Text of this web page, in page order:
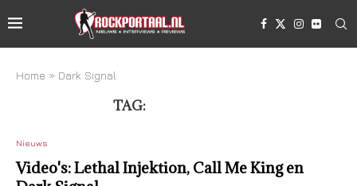
Home » Dark Signal
TAG:
Nieuws
Video's: Lethal Injektion, Call Me King en